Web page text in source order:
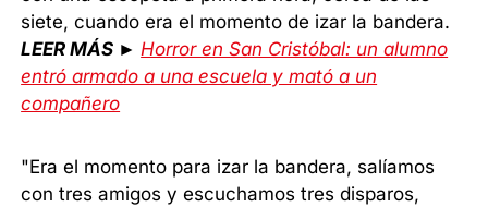
siete, cuando era el momento de izar la bandera.
LEER MÁS ►Horror en San Cristóbal: un alumno
entró armado a una escuela y mató a un
compañero
"Era el momento para izar la bandera, salíamos
con tres amigos y escuchamos tres disparos,